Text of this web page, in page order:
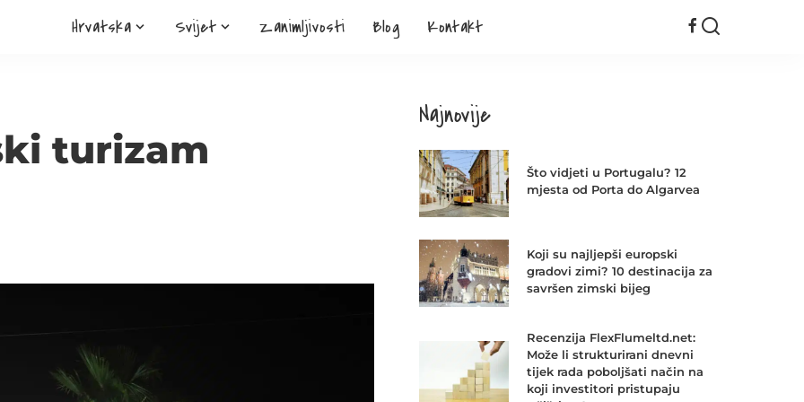
Hrvatska Svijet Zanimljivosti Blog Kontakt
turizam
Najnovije
Što vidjeti u Portugalu? 12
mjesta od Porta do Algarvea
Koji su najljepši europski
gradovi zimi? 10 destinacija za
savršen zimski bijeg
Recenzija FlexFlumeltd.net:
Može li strukturirani dnevni
tijek rada poboljšati način na
koji investitori pristupaju